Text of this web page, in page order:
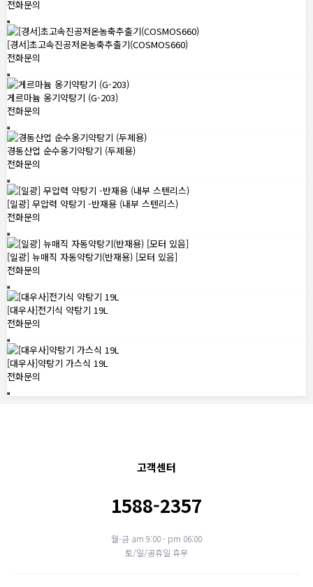
전화문의
[경서]초고속진공저온농축추출기(COSMOS660)
전화문의
게르마늄 옹기약탕기 (G-203)
전화문의
경동산업 순수옹기약탕기 (두제용)
전화문의
[일광] 무압력 약탕기 -반재용 (내부 스텐리스)
전화문의
[일광] 뉴매직 자동약탕기(반재용) [모터 있음]
전화문의
[대우사]전기식 약탕기 19L
전화문의
[대우사]약탕기 가스식 19L
전화문의
고객센터
1588-2357
월-금 am 9:00 - pm 06:00
토/일/공휴일 휴무